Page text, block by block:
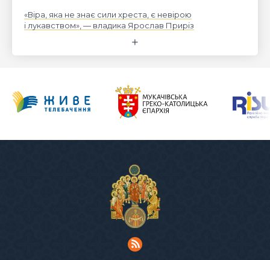
«Віра, яка не знає сили хреста, є невірою
і лукавством», — владика Ярослав Приріз